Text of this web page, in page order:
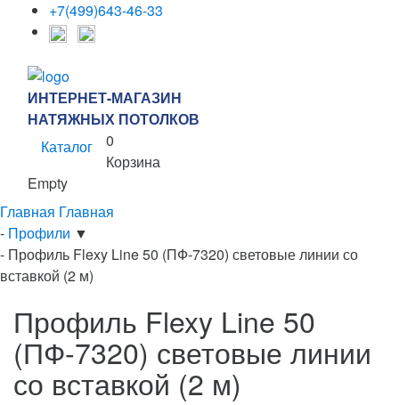
+7(499)643-46-33
ИНТЕРНЕТ-МАГАЗИН
НАТЯЖНЫХ ПОТОЛКОВ
Каталог
0
Корзина
Empty
Главная Главная
- Профили ▼
- Профиль Flexy Line 50 (ПФ-7320) световые линии со
вставкой (2 м)
Профиль Flexy Line 50
(ПФ-7320) световые линии
со вставкой (2 м)